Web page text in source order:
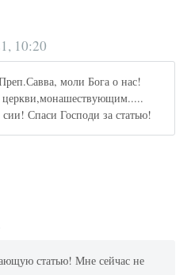
10:20
моли Бога о нас!
Спаси Господи за статью!
статью! Мне сейчас не